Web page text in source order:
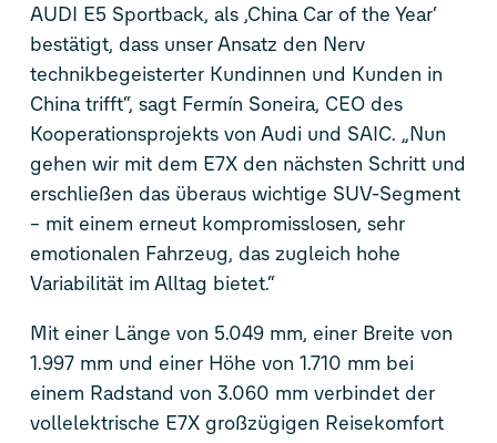
AUDI E5 Sportback, als ‚China Car of the Year‘
bestätigt, dass unser Ansatz den Nerv
technikbegeisterter Kundinnen und Kunden in
China trifft“, sagt Fermín Soneira, CEO des
Kooperationsprojekts von Audi und SAIC. „Nun
gehen wir mit dem E7X den nächsten Schritt und
erschließen das überaus wichtige SUV-Segment
– mit einem erneut kompromisslosen, sehr
emotionalen Fahrzeug, das zugleich hohe
Variabilität im Alltag bietet.“
Mit einer Länge von 5.049 mm, einer Breite von
1.997 mm und einer Höhe von 1.710 mm bei
einem Radstand von 3.060 mm verbindet der
vollelektrische E7X großzügigen Reisekomfort